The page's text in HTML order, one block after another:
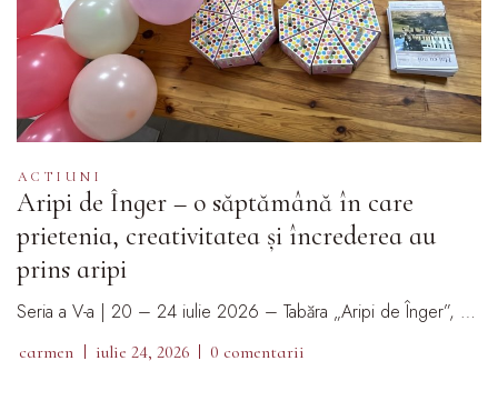
ACTIUNI
Aripi de Înger – o săptămână în care
prietenia, creativitatea și încrederea au
prins aripi
Seria a V-a | 20 – 24 iulie 2026 – Tabăra „Aripi de Înger”, …
carmen iulie 24, 2026 0 comentarii